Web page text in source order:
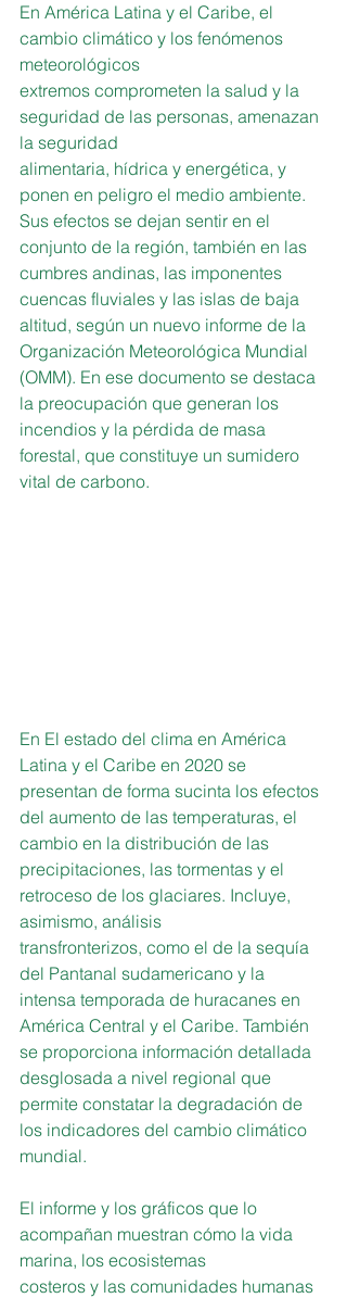
En América Latina y el Caribe, el
cambio climático y los fenómenos
meteorológicos
extremos comprometen la salud y la
seguridad de las personas, amenazan
la seguridad
alimentaria, hídrica y energética, y
ponen en peligro el medio ambiente.
Sus efectos se dejan sentir en el
conjunto de la región, también en las
cumbres andinas, las imponentes
cuencas fluviales y las islas de baja
altitud, según un nuevo informe de la
Organización Meteorológica Mundial
(OMM). En ese documento se destaca
la preocupación que generan los
incendios y la pérdida de masa
forestal, que constituye un sumidero
vital de carbono.
En El estado del clima en América
Latina y el Caribe en 2020 se
presentan de forma sucinta los efectos
del aumento de las temperaturas, el
cambio en la distribución de las
precipitaciones, las tormentas y el
retroceso de los glaciares. Incluye,
asimismo, análisis
transfronterizos, como el de la sequía
del Pantanal sudamericano y la
intensa temporada de huracanes en
América Central y el Caribe. También
se proporciona información detallada
desglosada a nivel regional que
permite constatar la degradación de
los indicadores del cambio climático
mundial.
El informe y los gráficos que lo
acompañan muestran cómo la vida
marina, los ecosistemas
costeros y las comunidades humanas